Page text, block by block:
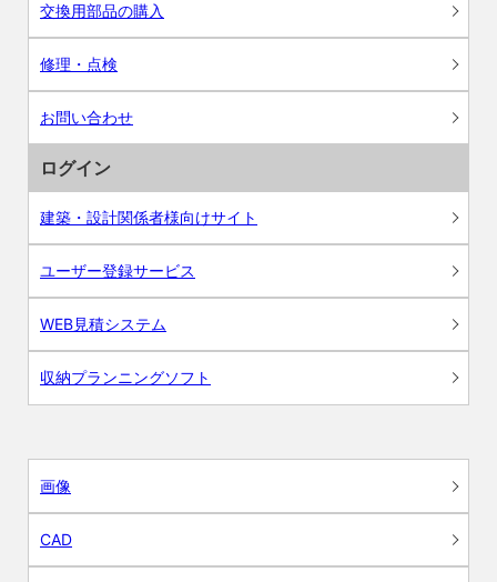
交換用部品の購入
修理・点検
お問い合わせ
ログイン
建築・設計関係者様向けサイト
ユーザー登録サービス
WEB見積システム
収納プランニングソフト
画像
CAD